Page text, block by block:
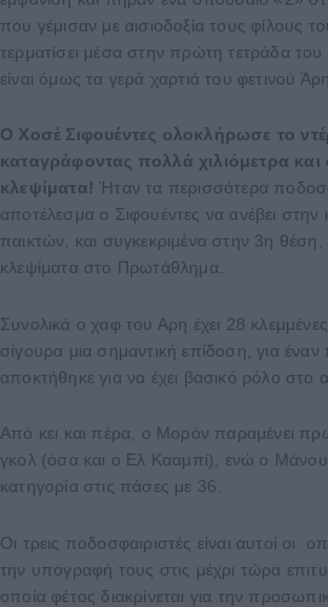
που γέμισαν με αισιοδοξία τους φίλους
τερματίσει μέσα στην πρώτη τετράδα
είναι όμως τα γερά χαρτιά του φετινού Άρη;
Ο Χοσέ Σιφουέντες ολοκλήρωσε το
καταγράφοντας πολλά χιλιόμετρα και
κλεψίματα! Ήταν τα περισσότερα
αποτέλεσμα ο Σιφουέντες να ανέβει
παικτών, και συγκεκριμένα στην 3η
κλεψίματα στο Πρωτάθλημα.
Συνολικά ο χαφ του Αρη έχει 28
σίγουρα μια σημαντική επίδοση, για
αποκτήθηκε για να έχει βασικό ρόλο στο
Από κει και πέρα, ο Μορόν παραμένει
γκολ (όσα και ο Ελ Κααμπί), ενώ ο Μάνου
κατηγορία στις πάσες με 36.
Οι τρεις ποδοσφαιριστές είναι αυτοί οι
την υπογραφή τους στις μέχρι τώρα
οποία φέτος διακρίνεται για την